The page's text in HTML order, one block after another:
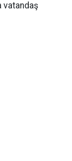
vatandaş